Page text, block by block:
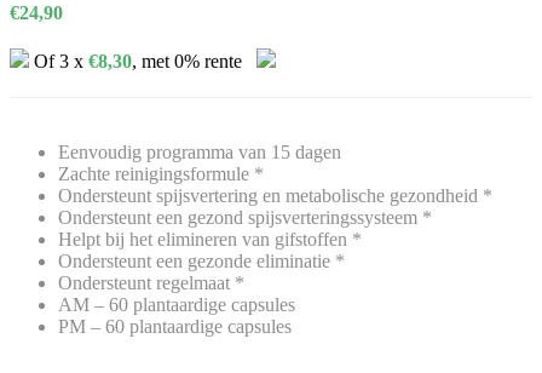
€24,90
Of 3 x €8,30, met 0% rente
Eenvoudig programma van 15 dagen
Zachte reinigingsformule *
Ondersteunt spijsvertering en metabolische gezondheid *
Ondersteunt een gezond spijsverteringssysteem *
Helpt bij het elimineren van gifstoffen *
Ondersteunt een gezonde eliminatie *
Ondersteunt regelmaat *
AM – 60 plantaardige capsules
PM – 60 plantaardige capsules